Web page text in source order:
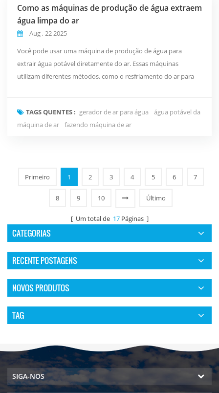
Como as máquinas de produção de água extraem
água limpa do ar
Aug , 22 2025
Você pode usar uma máquina de produção de água para
extrair água potável diretamente do ar. Essas máquinas
utilizam diferentes métodos, como o resfriamento do ar para
membranas ou a captura de névoa em redes. Cada método
funciona melhor em determinados climas. Os cientistas acred...
TAGS QUENTES : gerador de ar para água
água potável da
máquina de ar
fazendo máquina de ar
Primeiro 1 2 3 4 5 6 7
8 9 10 Último
[ Um total de 17Páginas ]
CATEGORIAS
RECENTE POSTAGENS
NOVOS PRODUTOS
TAG
SIGA-NOS